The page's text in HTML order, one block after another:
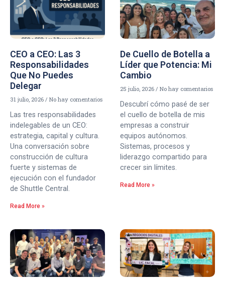
CEO a CEO: Las 3
Responsabilidades
Que No Puedes
Delegar
31 julio, 2026 No hay comentarios
Las tres responsabilidades
indelegables de un CEO:
estrategia, capital y cultura.
Una conversación sobre
construcción de cultura
fuerte y sistemas de
ejecución con el fundador
de Shuttle Central.
Read More »
De Cuello de Botella a
Líder que Potencia: Mi
Cambio
25 julio, 2026 No hay comentarios
Descubrí cómo pasé de ser
el cuello de botella de mis
empresas a construir
equipos autónomos.
Sistemas, procesos y
liderazgo compartido para
crecer sin límites.
Read More »